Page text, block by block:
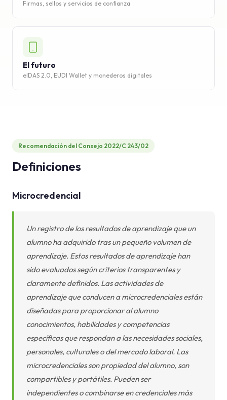
Firmas, sellos y servicios de confianza
El futuro
eIDAS 2.0, EUDI Wallet y monederos digitales
Recomendación del Consejo 2022/C 243/02
Definiciones
Microcredencial
Un registro de los resultados de aprendizaje que un
alumno ha adquirido tras un pequeño volumen de
aprendizaje. Estos resultados de aprendizaje han
sido evaluados según criterios transparentes y
claramente definidos. Las actividades de
aprendizaje que conducen a microcredenciales están
diseñadas para proporcionar al alumno
conocimientos, habilidades y competencias
específicas que respondan a las necesidades sociales,
personales, culturales o del mercado laboral. Las
microcredenciales son propiedad del alumno, son
compartibles y portátiles. Pueden ser
independientes o combinarse en credenciales más